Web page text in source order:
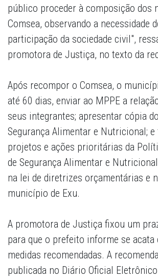
público proceder à composição dos
Comsea, observando a necessidade
participação da sociedade civil",
promotora de Justiça, no texto da
Após recompor o Comsea, o
até 60 dias, enviar ao MPPE a
seus integrantes; apresentar cópia
Segurança Alimentar e Nutricional;
projetos e ações prioritárias da
de Segurança Alimentar e
na lei de diretrizes orçamentárias e
município de Exu.
A promotora de Justiça fixou um
para que o prefeito informe se acata
medidas recomendadas. A
publicada no Diário Oficial